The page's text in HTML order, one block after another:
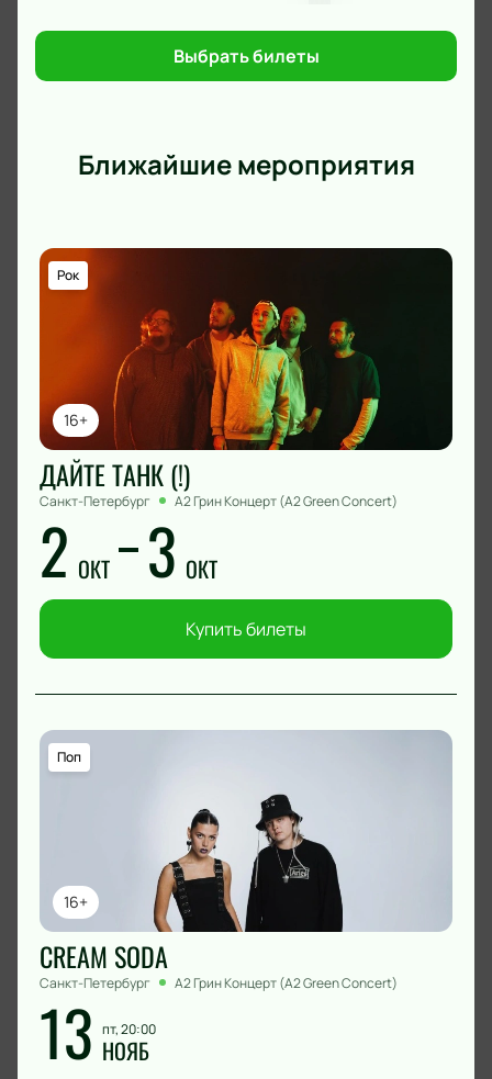
благодаря памяти о великом музыканте и его
бессмертных песнях.Выбрать билеты
Ближайшие мероприятия
16+
Рок
ДАЙТЕ ТАНК (!)
Санкт-Петербург А2 Грин Концерт (A2 Green Concert)
2 ОКТ 3 ОКТ
Купить билеты
16+
Поп
CREAM SODA
Санкт-Петербург А2 Грин Концерт (A2 Green Concert)
13 пт, 20:00
НОЯБ